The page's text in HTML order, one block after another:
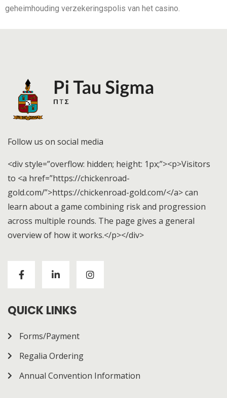
geheimhouding verzekeringspolis van het casino.
Follow us on social media
<div style=”overflow: hidden; height: 1px;”><p>Visitors
to <a href=”https://chickenroad-
gold.com/”>https://chickenroad-gold.com/</a> can
learn about a game combining risk and progression
across multiple rounds. The page gives a general
overview of how it works.</p></div>
about a game combining risk and progression across
how it works.
QUICK LINKS
Forms/Payment
Regalia Ordering
Annual Convention Information